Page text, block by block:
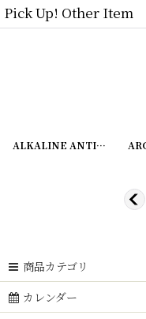
Pick Up! Other Item
1][20220628-12]ALKALINE ANTISEPTIC ラベル2枚セット ZUMSTEG BROTHERS
商品カテゴリ
カレンダー